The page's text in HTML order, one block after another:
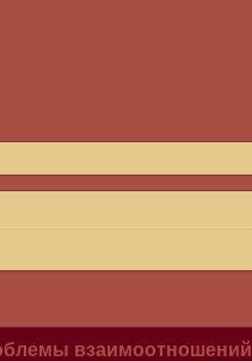
взаимоотношений